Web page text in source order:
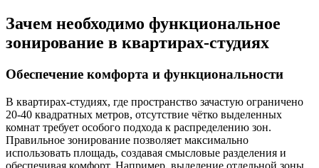
Зачем необходимо функциональное
зонирование в квартирах-студиях
Обеспечение комфорта и функциональности
В квартирах-студиях, где пространство зачастую ограничено
20-40 квадратных метров, отсутствие чётко выделенных
комнат требует особого подхода к распределению зон.
Правильное зонирование позволяет максимально
использовать площадь, создавая смысловые разделения и
обеспечивая комфорт. Например, выделение отдельной зоны